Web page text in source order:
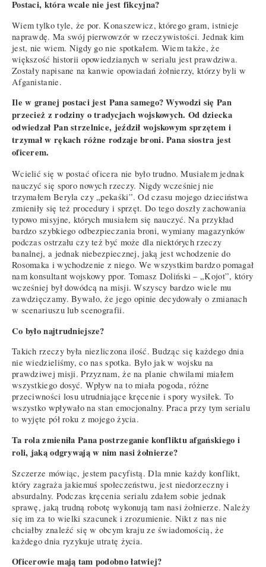
Postaci, która wcale nie jest fikcyjna?
Wiem tylko tyle, że por. Konaszewicz, którego gram, istnieje
naprawdę. Ma swój pierwowzór w rzeczywistości. Jednak kim
jest, nie wiem. Nigdy go nie spotkałem. Wiem także, że
większość historii opowiedzianych w serialu jest prawdziwa.
Zostały napisane na kanwie opowiadań żołnierzy, którzy byli w
Afganistanie.
Ile w granej postaci jest Pana samego? Wywodzi się Pan
przecież z rodziny o tradycjach wojskowych. Od dziecka
odwiedzał Pan strzelnice, jeździł wojskowym sprzętem i
trzymał w rękach różne rodzaje broni. Pana siostra jest
oficerem.
Wcielić się w postać oficera nie było trudno. Musiałem jednak
nauczyć się sporo nowych rzeczy. Nigdy wcześniej nie
trzymałem Beryla czy „pekaśki”. Od czasu mojego dzieciństwa
zmieniły się też procedury i sprzęt. Do tego doszły zachowania
typowo misyjne, których musiałem się nauczyć. Na przykład
bardzo szybkiego odbezpieczania broni, wymiany magazynków
podczas ostrzału czy też być może dla niektórych rzeczy
banalnej, a jednak niebezpiecznej, jaką jest wchodzenie do
Rosomaka i wychodzenie z niego. We wszystkim bardzo pomagał
nam konsultant wojskowy ppor. Tomasz Doliński – „Kojot”, który
wcześniej był dowódcą na misji. Wszyscy bardzo wiele mu
zawdzięczamy. Bywało, że jego opinie decydowały o zmianach
w scenariuszu lub scenografii.
Co było najtrudniejsze?
Takich rzeczy była niezliczona ilość. Budząc się każdego dnia
nie wiedzieliśmy, co nas spotka. Było jak w wojsku na
prawdziwej misji. Przyznam, że na planie chwilami miałem
wszystkiego dosyć. Wpływ na to miała pogoda, różne
przeciwności losu utrudniające kręcenie i spory wysiłek. To
wszystko wpływało na stan emocjonalny. Praca przy tym serialu
to wyjęte pół roku z mojego życia.
Ta rola zmieniła Pana postrzeganie konfliktu afgańskiego i
roli, jaką odgrywają w nim nasi żołnierze?
Szczerze mówiąc, jestem pacyfistą. Dla mnie każdy konflikt,
który zagraża jakiemuś społeczeństwu, jest niedorzeczny i
absurdalny. Podczas kręcenia serialu zdałem sobie jednak
sprawę, jaką trudną robotę wykonują tam nasi żołnierze. Należy
się im za to wielki szacunek i zrozumienie. Nikt z nas nie
chciałby znaleźć się w obcym kraju ze świadomością, że
każdego dnia ryzykuje utratę życia.
Oficerowie mają tam podobno łatwiej?